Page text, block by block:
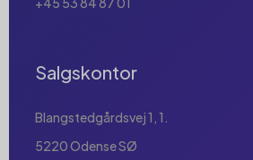
Salgskontor
Blangstedgårdsvej 1, 1.
5220 Odense SØ